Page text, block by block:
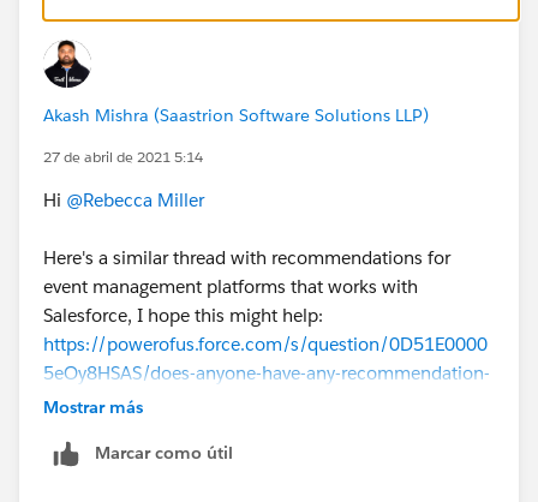
Akash Mishra (Saastrion Software Solutions LLP)
27 de abril de 2021 5:14
Hi @Rebecca Miller​
Here's a similar thread with recommendations for
event management platforms that works with
Salesforce, I hope this might help:
https://powerofus.force.com/s/question/0D51E0000
5eOy8HSAS/does-anyone-have-any-recommendation-
for-event-management-platforms-that-is-native-to-
Mostrar más
Marcar como útil